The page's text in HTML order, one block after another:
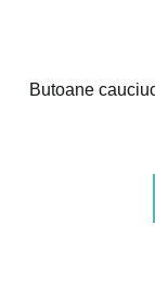
Butoane